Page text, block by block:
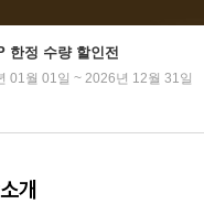
한정 수량 할인전
01월 01일 ~ 2026년 12월 31일
개